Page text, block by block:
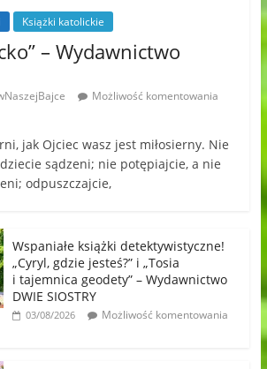
Książki katolickie
– Wydawnictwo
Możliwość komentowania
jak Ojciec wasz jest miłosierny. Nie
sądzeni; nie potępiajcie, a nie
odpuszczajcie,
Wspaniałe książki detektywistyczne!
„Cyryl, gdzie jesteś?” i „Tosia
i tajemnica geodety” – Wydawnictwo
DWIE SIOSTRY
03/08/2026
Możliwość komentowania